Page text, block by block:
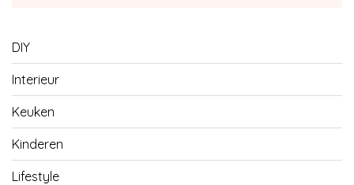
DIY
Interieur
Keuken
Kinderen
Lifestyle